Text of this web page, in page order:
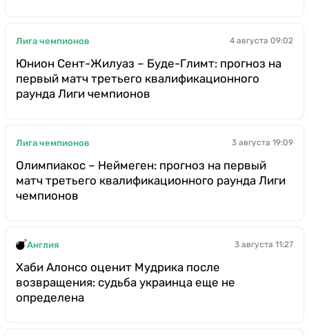
Лига чемпионов 4 августа 09:02
Юнион Сент-Жилуаз – Буде-Глимт: прогноз на
первый матч третьего квалификационного
раунда Лиги чемпионов
Лига чемпионов 3 августа 19:09
Олимпиакос – Неймеген: прогноз на первый
матч третьего квалификационного раунда Лиги
чемпионов
Англия 3 августа 11:27
Хаби Алонсо оценит Мудрика после
возвращения: судьба украинца еще не
определена